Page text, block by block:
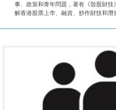
15:59
財經｜SA售股自救後
司
地產｜大酒店中期轉
東京半島
國際｜特朗普赴洛杉磯
財經｜香港7月PMI回
事、政策和青年問題，著有《殼股財技
解香港股票上市、融資、炒作財技和潛